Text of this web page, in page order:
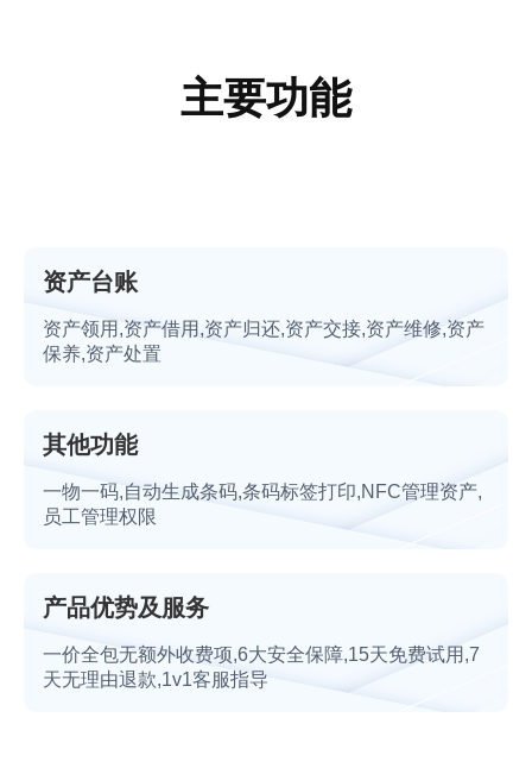
主要功能
资产台账
资产领用,资产借用,资产归还,资产交接,资产维修,资产
保养,资产处置
其他功能
一物一码,自动生成条码,条码标签打印,NFC管理资产,
员工管理权限
产品优势及服务
一价全包无额外收费项,6大安全保障,15天免费试用,7
天无理由退款,1v1客服指导